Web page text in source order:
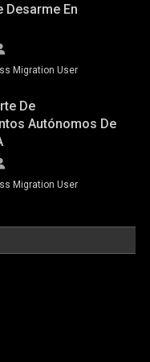
Desarme En
Migration User
De
Autónomos De
Migration User